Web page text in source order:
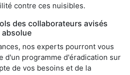
contre ces nuisibles.
des collaborateurs avisés
nos experts pourront vous
d'un programme d'éradication sur
de vos besoins et de la